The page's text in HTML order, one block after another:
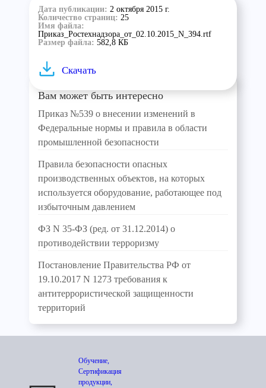
Дата публикации: 2 октября 2015 г.
Количество страниц: 25
Имя файла:
Приказ_Ростехнадзора_от_02.10.2015_N_394.rtf
Размер файла: 582,8 КБ
Скачать
Вам может быть интересно
Приказ №539 о внесении изменений в
Федеральные нормы и правила в области
промышленной безопасности
Правила безопасности опасных
производственных объектов, на которых
используется оборудование, работающее под
избыточным давлением
ФЗ N 35-ФЗ (ред. от 31.12.2014) о
противодействии терроризму
Постановление Правительства РФ от
19.10.2017 N 1273 требования к
антитеррористической защищенности
территорий
Обучение,
Сертификация
продукции,